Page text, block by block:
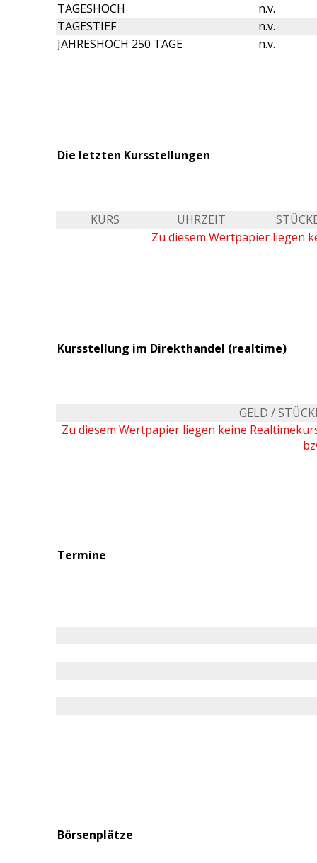
TAGESHOCH
n.v.
TAGESTIEF
n.v.
JAHRESHOCH 250 TAGE
n.v.
Die letzten Kursstellungen
KURS UHRZEIT
Zu diesem Wertpapier liegen
Kursstellung im Direkthandel (realtime)
GELD /
Zu diesem Wertpapier liegen keine
Termine
Börsenplätze